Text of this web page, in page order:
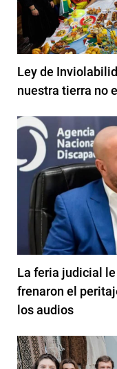
Ley de
nuestra tierra no
La feria judicial
frenaron el
los audios